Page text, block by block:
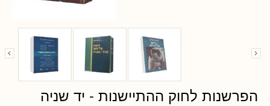
הפרשנות לחוק ההתיישנות - יד שניה